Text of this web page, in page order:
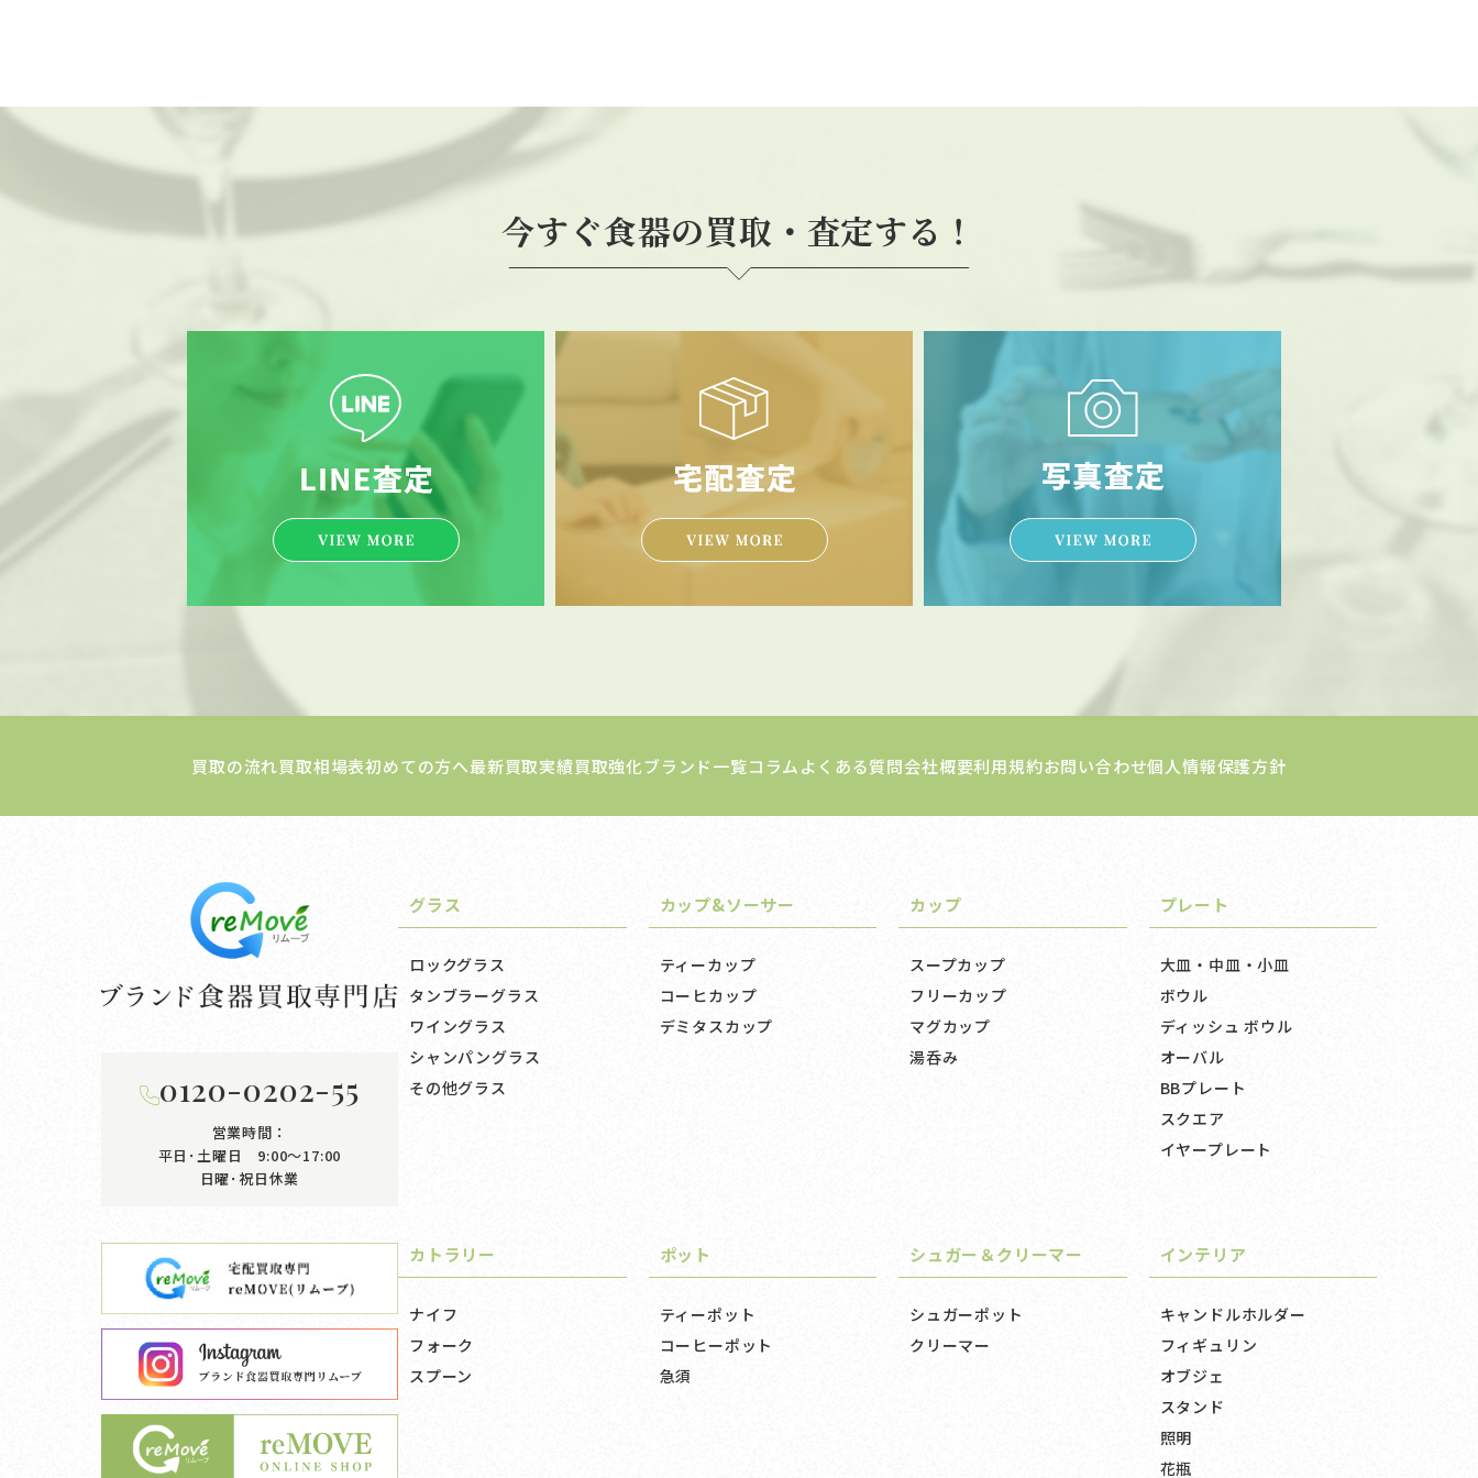
今すぐ食器の買取・査定する！
買取の流れ買取相場表初めての方へ最新買取実績買取強化ブランド一覧コラムよくある質問会社概要利用規約お問い合わせ個人情報保護方針
グラス
ロックグラス
タンブラーグラス
ワイングラス
シャンパングラス
その他グラス
カップ&ソーサー
ティーカップ
コーヒカップ
デミタスカップ
カップ
スープカップ
フリーカップ
マグカップ
湯呑み
プレート
大皿・中皿・小皿
ボウル
ディッシュ ボウル
オーバル
BBプレート
スクエア
イヤープレート
カトラリー
ナイフ
フォーク
スプーン
ポット
ティーポット
コーヒーポット
急須
シュガー＆クリーマー
シュガーポット
クリーマー
インテリア
キャンドルホルダー
フィギュリン
オブジェ
スタンド
照明
花瓶
0120-0202-55
営業時間：
平日･土曜日 9:00〜17:00
日曜･祝日休業